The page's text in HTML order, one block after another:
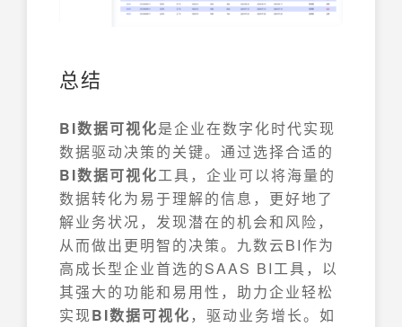
总结
BI数据可视化是企业在数字化时代实现
数据驱动决策的关键。通过选择合适的
BI数据可视化工具，企业可以将海量的
数据转化为易于理解的信息，更好地了
解业务状况，发现潜在的机会和风险，
从而做出更明智的决策。九数云BI作为
高成长型企业首选的SAAS BI工具，以
其强大的功能和易用性，助力企业轻松
实现BI数据可视化 ，驱动业务增长。如